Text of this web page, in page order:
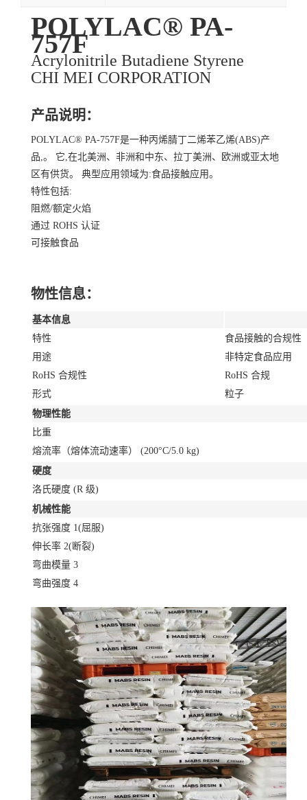
POLYLAC® PA-
757F
Acrylonitrile Butadiene Styrene
CHI MEI CORPORATION
产品说明：
POLYLAC® PA-757F是一种丙烯腈丁二烯苯乙烯(ABS)产
品,。 它,在北美洲、非洲和中东、拉丁美洲、欧洲或亚太地
区有供货。 典型应用领域为:食品接触应用。
特性包括:
阻燃/额定火焰
通过 ROHS 认证
可接触食品
物性信息：
基本信息
特性
食品接触的合规性
用途
非特定食品应用
RoHS 合规性
RoHS 合规
形式
粒子
物理性能
比重
熔流率（熔体流动速率） (200°C/5.0 kg)
硬度
洛氏硬度 (R 级)
机械性能
抗张强度 1(屈服)
伸长率 2(断裂)
弯曲模量 3
弯曲强度 4